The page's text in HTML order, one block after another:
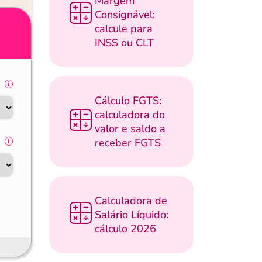
Consignável:
calcule para
INSS ou CLT
Cálculo FGTS:
calculadora do
valor e saldo a
receber FGTS
Calculadora de
Salário Líquido:
cálculo 2026